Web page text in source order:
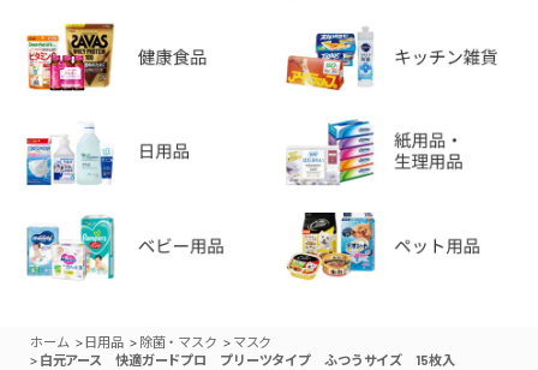
ホーム > 日用品 > 除菌・マスク > マスク
> 白元アース 快適ガードプロ プリーツタイプ ふつうサイズ 15枚入